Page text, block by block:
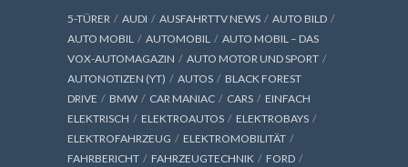
5-TÜRER AUDI AUSFAHRTTV NEWS
AUTO BILD
AUTO MOBIL
AUTOMOBIL
AUTO MOBIL – DAS
VOX-AUTOMAGAZIN
AUTO MOTOR UND SPORT
AUTONOTIZEN (YT)
AUTOS
BLACK FOREST
DRIVE
BMW CAR MANIAC CARS
EINFACH
ELEKTRISCH
ELEKTROAUTOS
ELEKTROBAYS
ELEKTROFAHRZEUG
ELEKTROMOBILITÄT
FAHRBERICHT
FAHRZEUGTECHNIK
FORD